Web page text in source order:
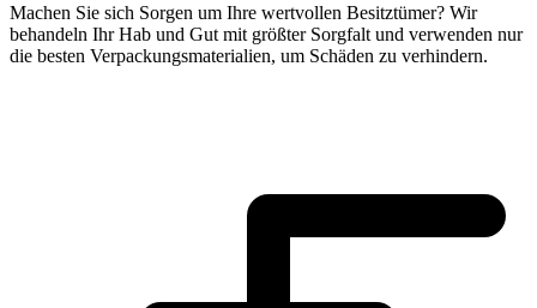
Machen Sie sich Sorgen um Ihre wertvollen Besitztümer? Wir
behandeln Ihr Hab und Gut mit größter Sorgfalt und verwenden nur
die besten Verpackungsmaterialien, um Schäden zu verhindern.